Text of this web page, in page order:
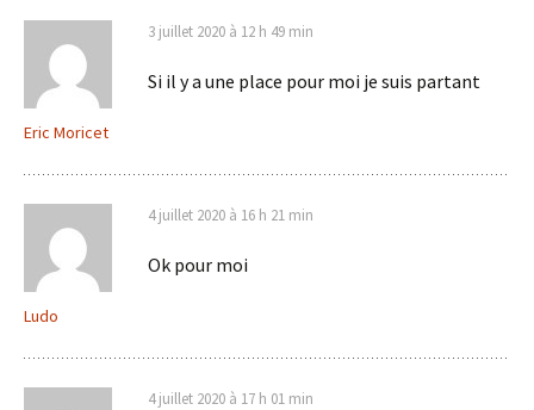
Eric Moricet
3 juillet 2020 à 12 h 49 min
Si il y a une place pour moi je suis partant
Ludo
4 juillet 2020 à 16 h 21 min
Ok pour moi
4 juillet 2020 à 17 h 01 min